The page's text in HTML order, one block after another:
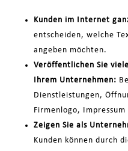
Kunden im Internet
entscheiden, welche
angeben möchten.
Veröffentlichen Sie
Ihrem Unternehmen:
Dienstleistungen,
Firmenlogo,
Zeigen Sie als
Kunden können durch